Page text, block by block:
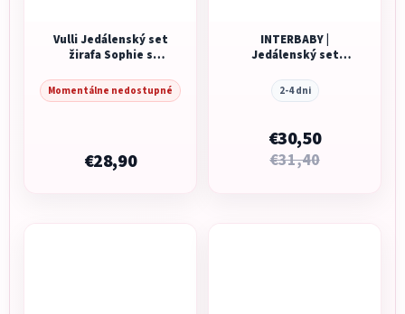
Vulli Jedálenský set
žirafa Sophie s
Kiwi
Momentálne nedostupné
€28,90
INTERBABY |
Jedálenský set
2-4 dni
€30,50
€31,40